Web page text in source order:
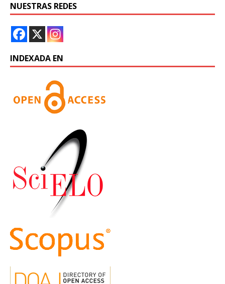
NUESTRAS REDES
INDEXADA EN